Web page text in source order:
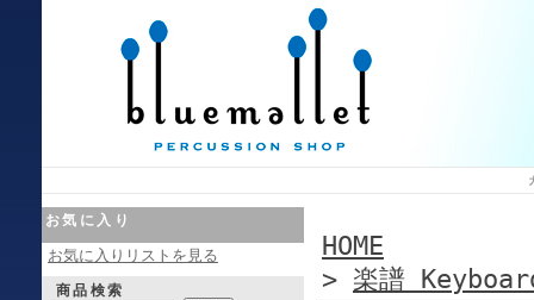
お気に入り
お気に入りリストを見る
商品検索
HOME
> 楽譜